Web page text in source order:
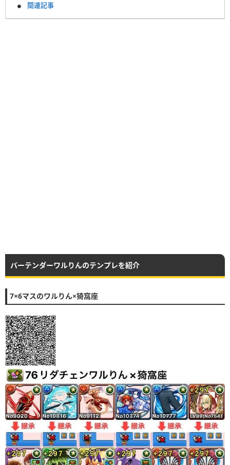
関連記事
バーテンダーワルりんのテンプレを紹介
7×6マスのワルりん×猗窩座